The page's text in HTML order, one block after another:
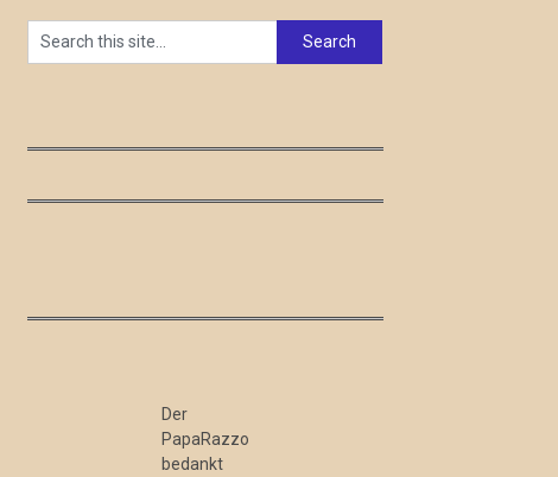
Der
PapaRazzo
bedankt